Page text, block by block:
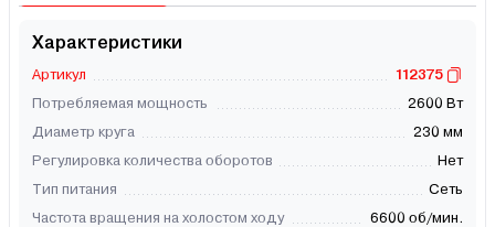
Характеристики
Артикул
112375
Потребляемая мощность
2600 Вт
Диаметр круга
230 мм
Регулировка количества оборотов
Нет
Тип питания
Сеть
Частота вращения на холостом ходу
6600 об/мин.